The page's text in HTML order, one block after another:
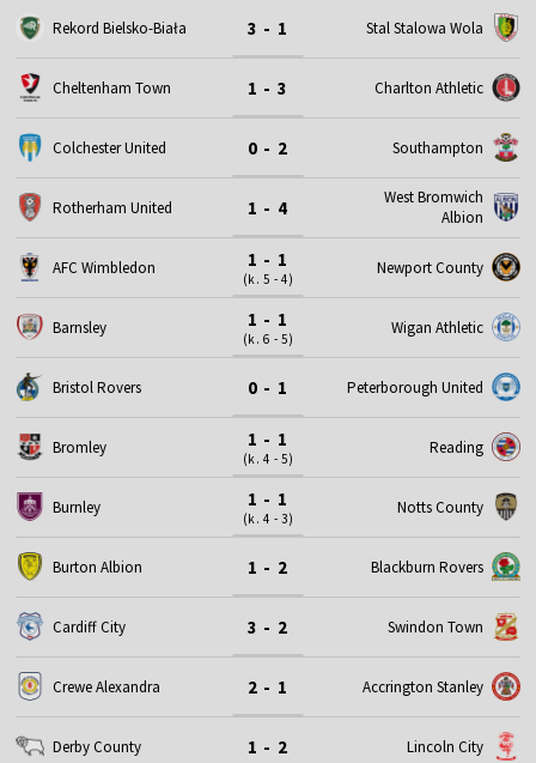
Rekord Bielsko-Biała 3 - 1 Stal Stalowa Wola
Cheltenham Town 1 - 3 Charlton Athletic
Colchester United 0 - 2 Southampton
Rotherham United 1 - 4
West Bromwich
Albion
AFC Wimbledon 1 - 1
(k. 5 - 4)
Newport County
Barnsley 1 - 1
(k. 6 - 5)
Wigan Athletic
Bristol Rovers 0 - 1 Peterborough United
Bromley 1 - 1
(k. 4 - 5)
Reading
Burnley 1 - 1
(k. 4 - 3)
Notts County
Burton Albion 1 - 2 Blackburn Rovers
Cardiff City 3 - 2 Swindon Town
Crewe Alexandra 2 - 1 Accrington Stanley
Derby County 1 - 2 Lincoln City